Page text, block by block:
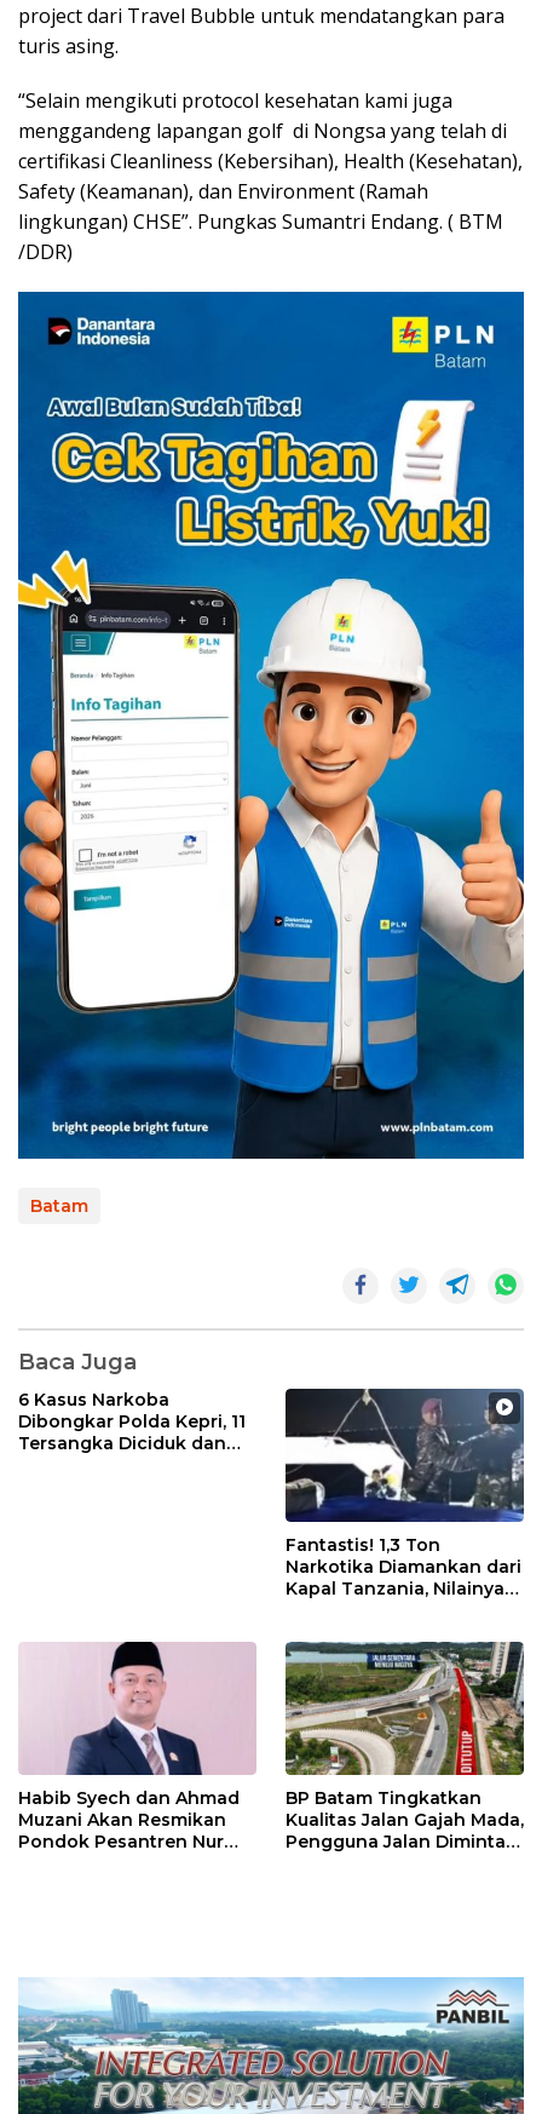
project dari Travel Bubble untuk mendatangkan para
turis asing.
“Selain mengikuti protocol kesehatan kami juga
menggandeng lapangan golf di Nongsa yang telah di
certifikasi Cleanliness (Kebersihan), Health (Kesehatan),
Safety (Keamanan), dan Environment (Ramah
lingkungan) CHSE”. Pungkas Sumantri Endang. ( BTM
/DDR)
Batam
Baca Juga
6 Kasus Narkoba
Dibongkar Polda Kepri, 11
Tersangka Diciduk dan
Fantastis! 1,3 Ton
Narkotika Diamankan dari
Kapal Tanzania, Nilainya
Habib Syech dan Ahmad
Muzani Akan Resmikan
Pondok Pesantren Nur
BP Batam Tingkatkan
Kualitas Jalan Gajah Mada,
Pengguna Jalan Diminta